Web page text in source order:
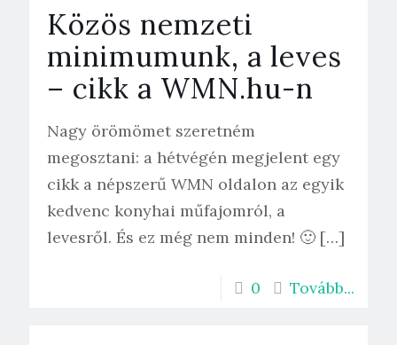
Közös nemzeti
minimumunk, a leves
– cikk a WMN.hu-n
Nagy örömömet szeretném
megosztani: a hétvégén megjelent egy
cikk a népszerű WMN oldalon az egyik
kedvenc konyhai műfajomról, a
levesről. És ez még nem minden! 🙂 […]
0 Tovább...